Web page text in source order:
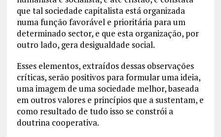
que tal sociedade capitalista está organizada
numa função favorável e prioritária para um
determinado sector, e que esta organização, por
outro lado, gera desigualdade social.
Esses elementos, extraídos dessas observações
críticas, serão positivos para formular uma ideia,
uma imagem de uma sociedade melhor, baseada
em outros valores e princípios que a sustentam, e
como resultado de tudo isso se constrói a
doutrina cooperativa.